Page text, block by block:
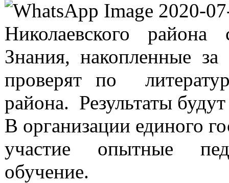
Николаевского
Знания, накопленные
проверят по
района. Результаты
В организации единого
участие опытные
обучение.